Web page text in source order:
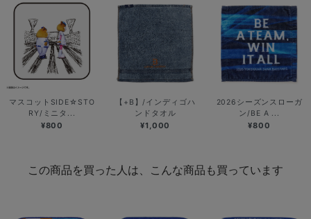
マスコットSIDE☆STO
RY/ミニタ...
¥800
【+B】/インディゴハ
ンドタオル
¥1,000
2026シーズンスローガ
ン/BE A ...
¥800
この商品を買った人は、こんな商品も買っています